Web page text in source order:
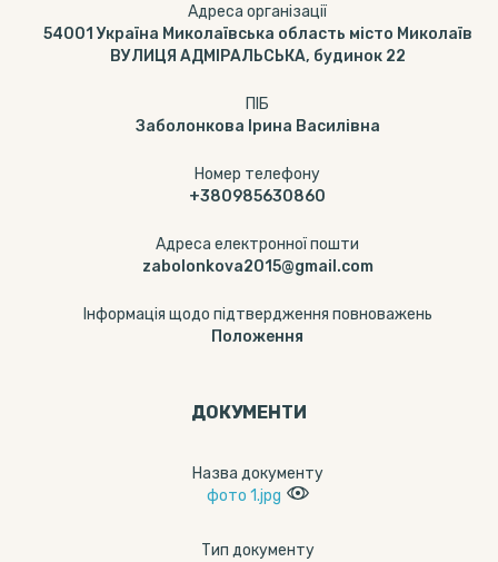
Адреса організації
54001 Україна Миколаївська область місто Миколаїв
ВУЛИЦЯ АДМІРАЛЬСЬКА, будинок 22
ПІБ
Заболонкова Ірина Василівна
Номер телефону
+380985630860
Адреса електронної пошти
zabolonkova2015@gmail.com
Інформація щодо підтвердження повноважень
Положення
ДОКУМЕНТИ
Назва документу
фото 1.jpg
Тип документу